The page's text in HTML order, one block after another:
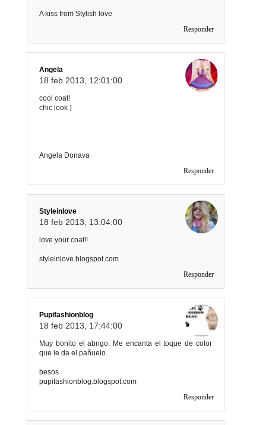
A kiss from Stylish love
Responder
Angela
18 feb 2013, 12:01:00
cool coat!
chic look )
Angela Donava
Responder
Styleinlove
18 feb 2013, 13:04:00
love your coat!!
styleinlove.blogspot.com
Responder
Pupifashionblog
18 feb 2013, 17:44:00
Muy bonito el abrigo. Me encanta el toque de color
que le da el pañuelo.
besos
pupifashionblog.blogspot.com
Responder